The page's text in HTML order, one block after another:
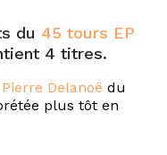
du 45 tours EP
4 titres.
Pierre Delanoë du
plus tôt en